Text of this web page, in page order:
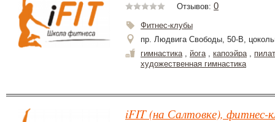
Отзывов: 0
Фитнес-клубы
пр. Людвига Свободы, 50-В,
гимнастика, йога, капоэйра,
художественная гимнастика
iFIT (на Салтовке), фитнес-